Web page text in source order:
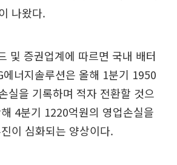
나왔다.
및 증권업계에 따르면 국내 배터
에너지솔루션은 올해 1분기 1950
실을 기록하며 적자 전환할 것으
4분기 1220억원의 영업손실을
이 심화되는 양상이다.